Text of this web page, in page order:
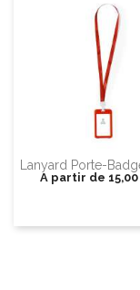
Lanyard Porte-
A partir de